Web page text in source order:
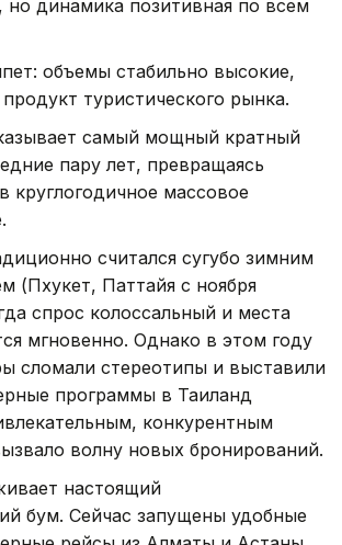
но динамика позитивная по всем
объемы стабильно высокие,
туристического рынка.
самый мощный кратный
пару лет, превращаясь
круглогодичное массовое
считался сугубо зимним
(Пхукет, Паттайя с ноября
спрос колоссальный и места
мгновенно. Однако в этом году
сломали стереотипы и выставили
программы в Таиланд
конкурентным
волну новых бронирований.
настоящий
бум. Сейчас запущены удобные